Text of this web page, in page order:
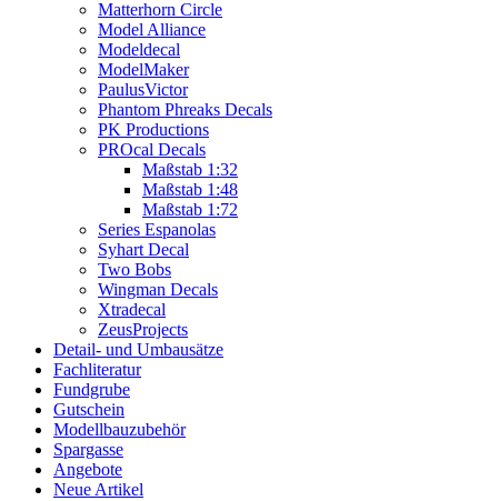
Matterhorn Circle
Model Alliance
Modeldecal
ModelMaker
PaulusVictor
Phantom Phreaks Decals
PK Productions
PROcal Decals
Maßstab 1:32
Maßstab 1:48
Maßstab 1:72
Series Espanolas
Syhart Decal
Two Bobs
Wingman Decals
Xtradecal
ZeusProjects
Detail- und Umbausätze
Fachliteratur
Fundgrube
Gutschein
Modellbauzubehör
Spargasse
Angebote
Neue Artikel